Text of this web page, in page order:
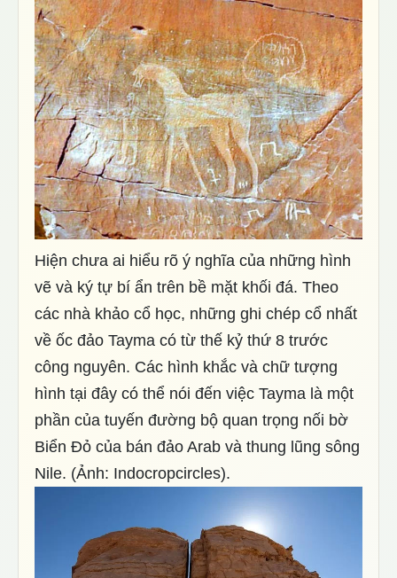
Hiện chưa ai hiểu rõ ý nghĩa của những hình
vẽ và ký tự bí ẩn trên bề mặt khối đá. Theo
các nhà khảo cổ học, những ghi chép cổ nhất
về ốc đảo Tayma có từ thế kỷ thứ 8 trước
công nguyên. Các hình khắc và chữ tượng
hình tại đây có thể nói đến việc Tayma là một
phần của tuyến đường bộ quan trọng nối bờ
Biển Đỏ của bán đảo Arab và thung lũng sông
Nile. (Ảnh: Indocropcircles).